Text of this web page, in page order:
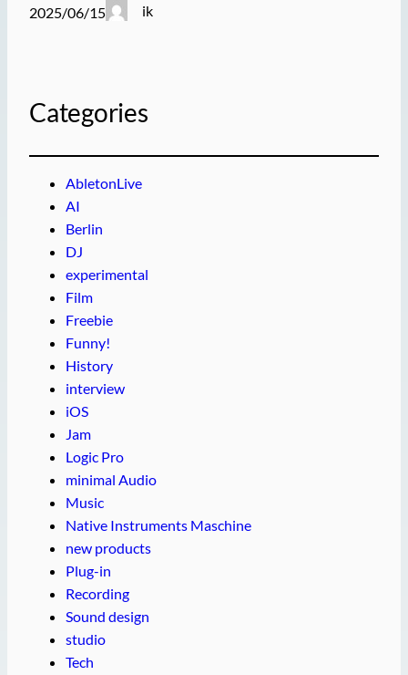
2025/06/15 ik
Categories
AbletonLive
AI
Berlin
DJ
experimental
Film
Freebie
Funny!
History
interview
iOS
Jam
Logic Pro
minimal Audio
Music
Native Instruments Maschine
new products
Plug-in
Recording
Sound design
studio
Tech